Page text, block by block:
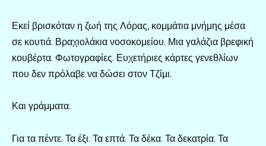
Εκεί βρισκόταν η ζωή της Λόρας, κομμάτια μνήμης μέσα
σε κουτιά. Βραχιολάκια νοσοκομείου. Μια γαλάζια βρεφική
κουβέρτα. Φωτογραφίες. Ευχετήριες κάρτες γενεθλίων
που δεν πρόλαβε να δώσει στον Τζίμι.
Και γράμματα.
Για τα πέντε. Τα έξι. Τα επτά. Τα δέκα. Τα δεκατρία. Τα